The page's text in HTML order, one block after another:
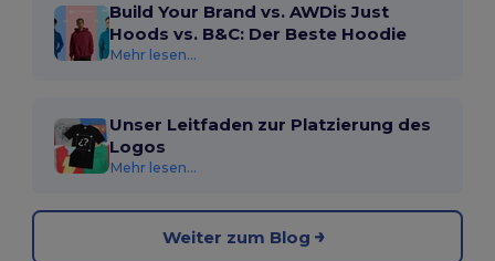
Build Your Brand vs. AWDis Just
Hoods vs. B&C: Der Beste Hoodie
Mehr lesen...
Unser Leitfaden zur Platzierung des
Logos
Mehr lesen...
Weiter zum Blog